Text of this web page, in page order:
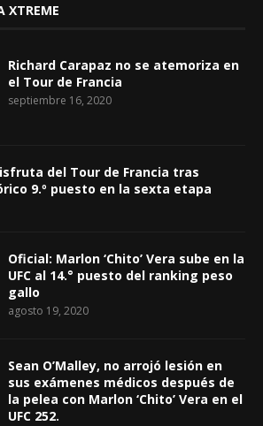
XTREME
Richard Carapaz no se atemoriza en
el Tour de Francia
septiembre 16, 2020
del Tour de Francia tras
9.º puesto en la sexta etapa
Oficial: Marlon ‘Chito’ Vera sube en la
UFC al 14.° puesto del ranking peso
gallo
agosto 19, 2020
Sean O’Malley, no arrojó lesión en
sus exámenes médicos después de
la pelea con Marlon ‘Chito’ Vera en el
UFC 252.